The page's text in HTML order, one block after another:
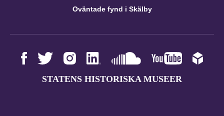
Oväntade fynd i Skälby
STATENS HISTORISKA MUSEER